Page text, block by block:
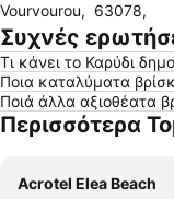
Vourvourou, 63078,
Συχνές
Τι κάνει το Καρύδι
Ποια καταλύματα
Ποιά άλλα αξιοθέατα
Περισσότερα
Acrotel Elea Beach